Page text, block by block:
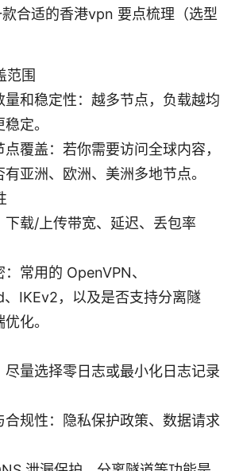
合适的香港vpn 要点梳理（选型
范围
量和稳定性：越多节点，负载越均
定。
覆盖：若你需要访问全球内容，
亚洲、欧洲、美洲多地节点。
下载/上传带宽、延迟、丢包率
常用的 OpenVPN、
IKEv2，以及是否支持分离隧
化。
尽量选择零日志或最小化日志记录
合规性：隐私保护政策、数据请求